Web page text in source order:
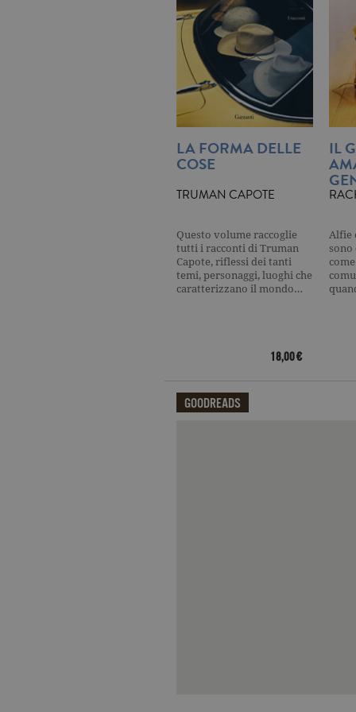
LA FORMA DELLE
COSE
TRUMAN CAPOTE
Questo volume raccoglie
tutti i racconti di Truman
Capote, riflessi dei tanti
temi, personaggi, luoghi che
caratterizzano il mondo…
18,00 €
IL
Alfie
GOODREADS
_ga
CookieScriptConsent
datr
.facebook.com
oo
.facebook.com
sb
.facebook.com